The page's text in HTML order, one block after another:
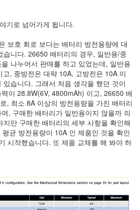
기로 넘어가게 됩니다.
보호 회로 보다는 배터리 방전용량에 대
습니다. 26650 배터리의 경우, 일반용/중
나누어서 판매를 하고 있었는데, 일반용
, 중방전은 대략 10A, 고방전은 10A 이
습니다. 그래서 처음 생각을 했던 것이
이 28.8W(6V, 4800mAh) 이고, 26650 배
, 최소 8A 이상의 방전용량을 가진 배터리
, 구매한 배터리가 일반용이지 않을까 의
만 구매한 배터리의 세부 사항을 확인해
균 방전용량이 10A 인 제품인 것을 확인
시작했습니다. 또 제품 교체를 해 봐야 하